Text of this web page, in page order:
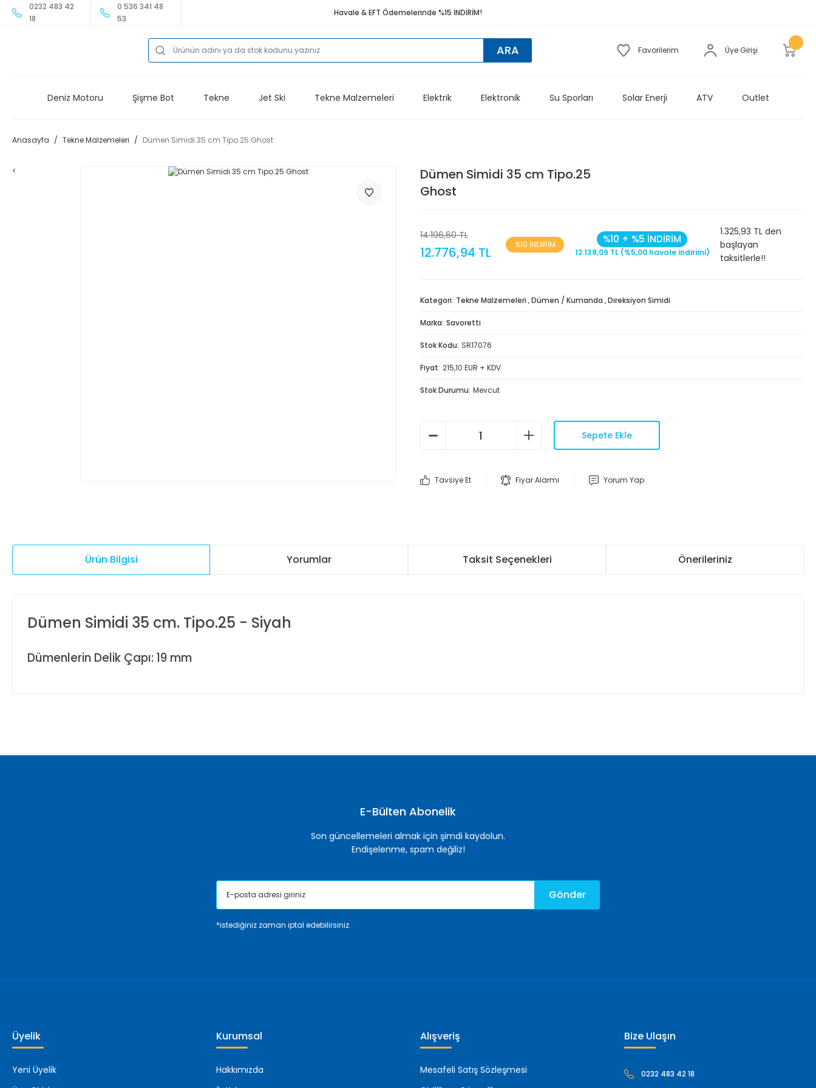
0232 483 42
18
0 536 341 48
53
Havale & EFT Ödemelerinde %15 İNDİRİM!
ARA Favorilerim Üye Girişi
Deniz Motoru Şişme Bot Tekne Jet Ski Tekne Malzemeleri Elektrik Elektronik Su Sporları Solar Enerji ATV Outlet
Anasayfa Tekne Malzemeleri Dümen Simidi 35 cm Tipo.25 Ghost
<
Dümen Simidi 35 cm Tipo.25
Ghost
14.196,60 TL
12.776,94 TL %10 İNDİRİM %10 + %5 İNDİRİM
12.138,09 TL (%5,00 havale indirimi)
1.325,93 TL den
başlayan
taksitlerle!!
Kategori Tekne Malzemeleri ,Dümen / Kumanda ,Direksiyon Simidi
Marka Savoretti
Stok Kodu SR17076
Fiyat 215,10 EUR + KDV
Stok Durumu Mevcut
Sepete Ekle
Tavsiye Et Fiyar Alarmı Yorum Yap
Ürün Bilgisi Yorumlar Taksit Seçenekleri Önerileriniz
Dümen Simidi 35 cm. Tipo.25 - Siyah
Dümenlerin Delik Çapı: 19 mm
E-Bülten Abonelik
Son güncellemeleri almak için şimdi kaydolun.
Endişelenme, spam değiliz!
Gönder
*istediğiniz zaman iptal edebilirsiniz.
Üyelik
Yeni Üyelik
Kurumsal
Hakkımızda
Alışveriş
Mesafeli Satış Sözleşmesi
Bize Ulaşın
0232 483 42 18